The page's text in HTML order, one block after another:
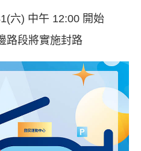
六) 中午 12:00 開始
路段將實施封路